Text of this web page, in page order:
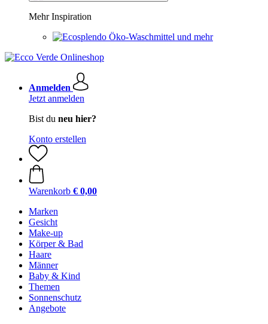
Mehr Inspiration
Öko-Waschmittel und mehr
Anmelden
Jetzt anmelden
Bist du neu hier?
Konto erstellen
Warenkorb € 0,00
Marken
Gesicht
Make-up
Körper & Bad
Haare
Männer
Baby & Kind
Themen
Sonnenschutz
Angebote